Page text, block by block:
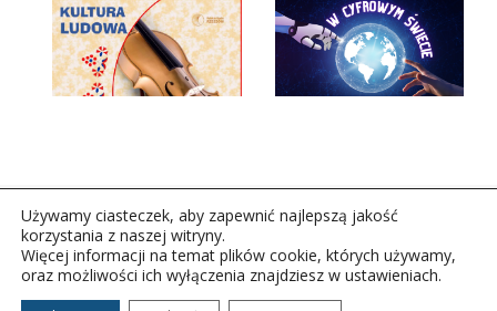
Copyright © 2026Polskie Radio Rzeszów S.A. w likwidacj.
Używamy ciasteczek, aby zapewnić najlepszą jakość
korzystania z naszej witryny.
Więcej informacji na temat plików cookie, których używamy,
oraz możliwości ich wyłączenia znajdziesz w ustawieniach.